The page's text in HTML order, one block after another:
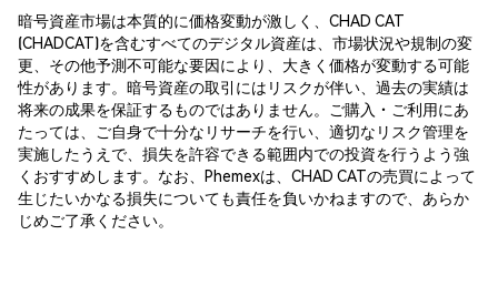
暗号資産市場は本質的に価格変動が激しく、CHAD CAT
(CHADCAT)を含むすべてのデジタル資産は、市場状況や規制の変
更、その他予測不可能な要因により、大きく価格が変動する可能
性があります。暗号資産の取引にはリスクが伴い、過去の実績は
将来の成果を保証するものではありません。ご購入・ご利用にあ
たっては、ご自身で十分なリサーチを行い、適切なリスク管理を
実施したうえで、損失を許容できる範囲内での投資を行うよう強
くおすすめします。なお、Phemexは、CHAD CATの売買によって
生じたいかなる損失についても責任を負いかねますので、あらか
じめご了承ください。